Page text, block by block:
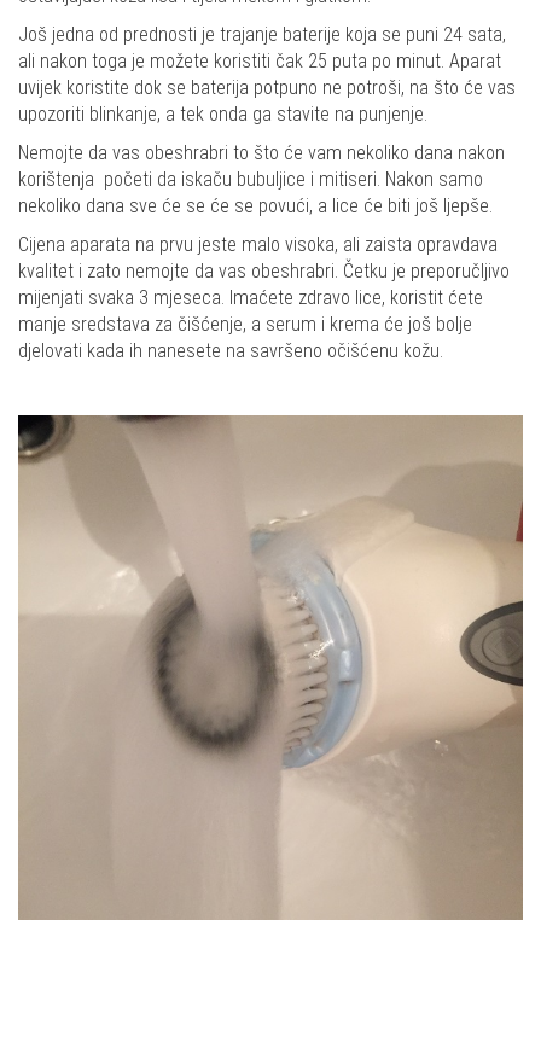
Još jedna od prednosti je trajanje baterije koja se puni 24 sata,
ali nakon toga je možete koristiti čak 25 puta po minut. Aparat
uvijek koristite dok se baterija potpuno ne potroši, na što će vas
upozoriti blinkanje, a tek onda ga stavite na punjenje.
Nemojte da vas obeshrabri to što će vam nekoliko dana nakon
korištenja početi da iskaču bubuljice i mitiseri. Nakon samo
nekoliko dana sve će se će se povući, a lice će biti još ljepše.
Cijena aparata na prvu jeste malo visoka, ali zaista opravdava
kvalitet i zato nemojte da vas obeshrabri. Četku je preporučljivo
mijenjati svaka 3 mjeseca. Imaćete zdravo lice, koristit ćete
manje sredstava za čišćenje, a serum i krema će još bolje
djelovati kada ih nanesete na savršeno očišćenu kožu.